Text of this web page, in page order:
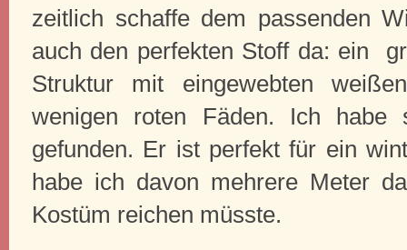
zeitlich schaffe dem passenden
auch den perfekten Stoff da: ein
Struktur mit eingewebten
wenigen roten Fäden. Ich habe
gefunden. Er ist perfekt für ein
habe ich davon mehrere Meter
Kostüm reichen müsste.